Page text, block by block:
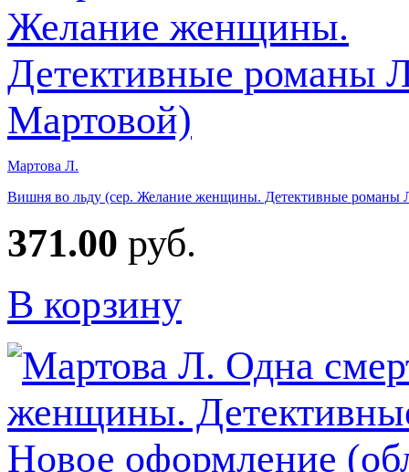
Мартова Л.
Вишня во льду (сер. Желание женщины. Детективные романы
371.00 руб.
В корзину